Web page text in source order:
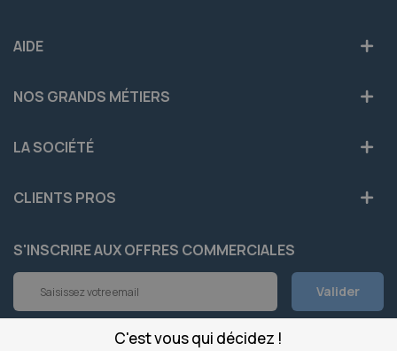
C'est vous qui décidez !
AIDE
NOS GRANDS MÉTIERS
LA SOCIÉTÉ
CLIENTS PROS
S'INSCRIRE AUX OFFRES COMMERCIALES
Inscription
notre
Valider